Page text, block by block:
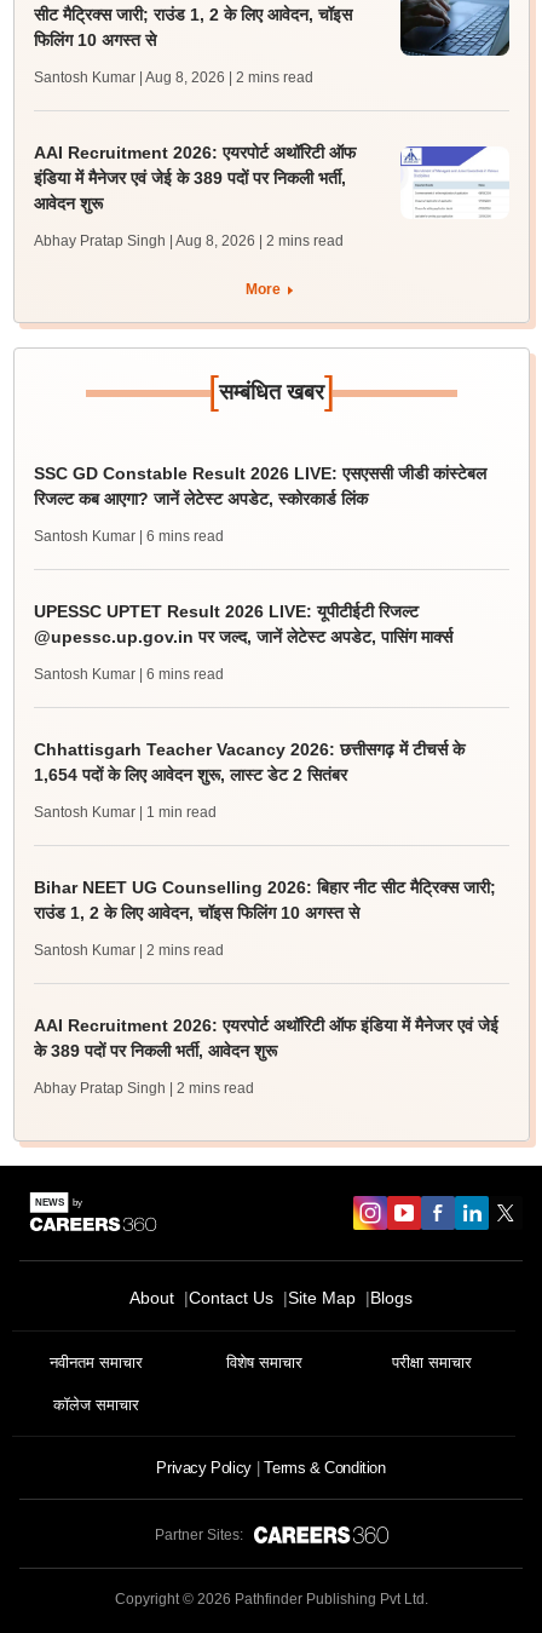
सीट मैट्रिक्स जारी; राउंड 1, 2 के लिए आवेदन, चॉइस
फिलिंग 10 अगस्त से
Santosh Kumar | Aug 8, 2026 | 2 mins read
AAI Recruitment 2026: एयरपोर्ट अथॉरिटी ऑफ
इंडिया में मैनेजर एवं जेई के 389 पदों पर निकली भर्ती,
आवेदन शुरू
Abhay Pratap Singh | Aug 8, 2026 | 2 mins read
More
[सम्बंधित खबर]
SSC GD Constable Result 2026 LIVE: एसएससी जीडी कांस्टेबल
रिजल्ट कब आएगा? जानें लेटेस्ट अपडेट, स्कोरकार्ड लिंक
Santosh Kumar | 6 mins read
UPESSC UPTET Result 2026 LIVE: यूपीटीईटी रिजल्ट
@upessc.up.gov.in पर जल्द, जानें लेटेस्ट अपडेट, पासिंग मार्क्स
Santosh Kumar | 6 mins read
Chhattisgarh Teacher Vacancy 2026: छत्तीसगढ़ में टीचर्स के
1,654 पदों के लिए आवेदन शुरू, लास्ट डेट 2 सितंबर
Santosh Kumar | 1 min read
Bihar NEET UG Counselling 2026: बिहार नीट सीट मैट्रिक्स जारी;
राउंड 1, 2 के लिए आवेदन, चॉइस फिलिंग 10 अगस्त से
Santosh Kumar | 2 mins read
AAI Recruitment 2026: एयरपोर्ट अथॉरिटी ऑफ इंडिया में मैनेजर एवं जेई
के 389 पदों पर निकली भर्ती, आवेदन शुरू
Abhay Pratap Singh | 2 mins read
About Contact Us Site Map Blogs
नवीनतम समाचार विशेष समाचार परीक्षा समाचार
कॉलेज समाचार
Privacy Policy Terms & Condition
Partner Sites:
Copyright © 2026 Pathfinder Publishing Pvt Ltd.